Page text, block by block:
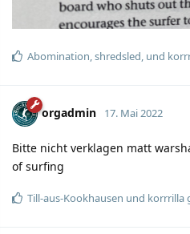
Abomination,shredsled, und
orgadmin 17. Mai 2022
Bitte nicht verklagen matt
of surfing
Till-aus-Kookhausen und korrrilla